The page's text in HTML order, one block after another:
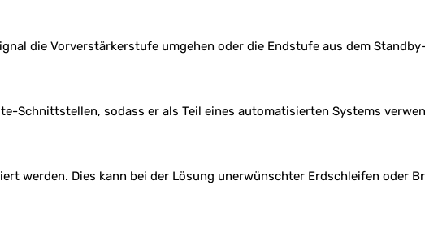
die Vorverstärkerstufe umgehen oder die Endstufe aus dem
Schnittstellen, sodass er als Teil eines automatisierten Systems
werden. Dies kann bei der Lösung unerwünschter Erdschleifen oder